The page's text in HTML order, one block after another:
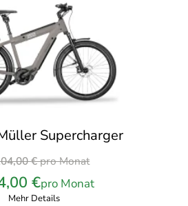
Supercharger
€pro Monat
Ursprünglicher
Preis
war:
€pro Monat
Mehr Details